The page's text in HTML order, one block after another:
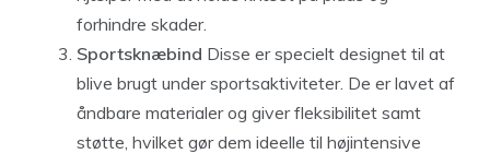
forhindre skader.
Sportsknæbind Disse er specielt designet til at
blive brugt under sportsaktiviteter. De er lavet af
åndbare materialer og giver fleksibilitet samt
støtte, hvilket gør dem ideelle til højintensive